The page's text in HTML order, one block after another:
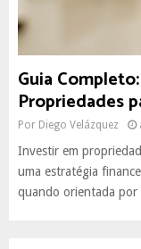
Guia
Propriedades
Por Diego Velázquez
Investir em
uma estratégia
quando orientada por